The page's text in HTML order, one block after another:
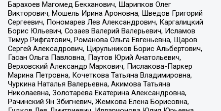
Барахоев Магомед Бекханович, Шарипков Олег
Викторович, Мошель Ирина Ароновна, Шведов Григорий
Сергеевич, Пономарев Лев Александрович, Каргалицкий
Борис Юльевич, Созаев Валерий Валерьевич, Исламов
Тимур Рифгатович, Романова Ольга Евгеньевна, Щаров
Сергей Алексадрович, Цирульников Борис Альбертович,
Гасан Ольга Павловна, Паутов Юрий Анатольевич,
Верховский Александр Маркович, Пислакова-Паркер
Марина Петровна, Кочеткова Татьяна Владимировна,
Чуркина Наталья Валерьевна, Акимова Татьяна
Николаевна, Золотарева Екатерина Александровна,
Рачинский Ян Збигневич, Жемкова Елена Борисовна,